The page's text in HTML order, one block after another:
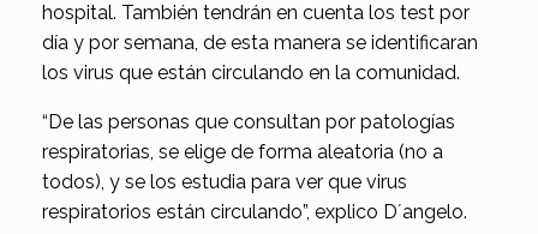
hospital. También tendrán en cuenta los test por
día y por semana, de esta manera se identificaran
los virus que están circulando en la comunidad.
“De las personas que consultan por patologías
respiratorias, se elige de forma aleatoria (no a
todos), y se los estudia para ver que virus
respiratorios están circulando”, explico D´angelo.